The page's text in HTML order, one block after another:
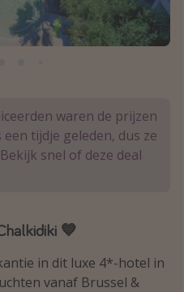
waren de prijzen
tijdje geleden, dus ze
snel of deze deal
💙
in dit luxe 4*-hotel in
vanaf Brussel &